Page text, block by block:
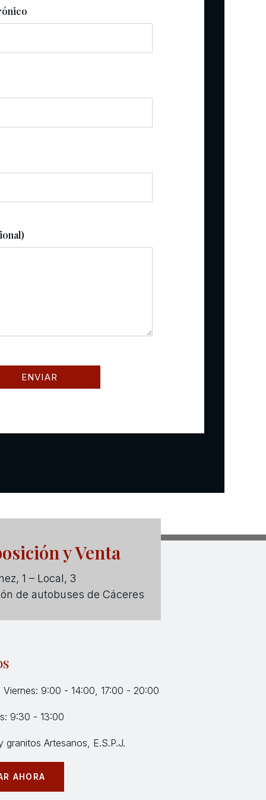
y Venta
1 – Local, 3
de autobuses de Cáceres
Viernes: 9:00 - 14:00, 17:00 - 20:00
9:30 - 13:00
granitos Artesanos, E.S.P.J.
AHORA